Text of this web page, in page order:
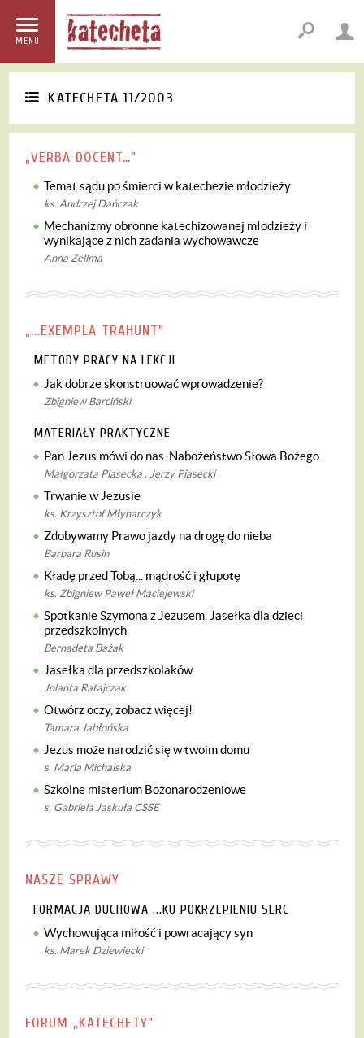
MENU
KATECHETA 11/2003
„VERBA DOCENT…”
Temat sądu po śmierci w katechezie młodzieży
ks. Andrzej Dańczak
Mechanizmy obronne katechizowanej młodzieży i
wynikające z nich zadania wychowawcze
Anna Zellma
„...EXEMPLA TRAHUNT”
METODY PRACY NA LEKCJI
Jak dobrze skonstruować wprowadzenie?
Zbigniew Barciński
MATERIAŁY PRAKTYCZNE
Pan Jezus mówi do nas. Nabożeństwo Słowa Bożego
Małgorzata Piasecka , Jerzy Piasecki
Trwanie w Jezusie
ks. Krzysztof Młynarczyk
Zdobywamy Prawo jazdy na drogę do nieba
Barbara Rusin
Kładę przed Tobą... mądrość i głupotę
ks. Zbigniew Paweł Maciejewski
Spotkanie Szymona z Jezusem. Jasełka dla dzieci
przedszkolnych
Bernadeta Bażak
Jasełka dla przedszkolaków
Jolanta Ratajczak
Otwórz oczy, zobacz więcej!
Tamara Jabłońska
Jezus może narodzić się w twoim domu
s. Maria Michalska
Szkolne misterium Bożonarodzeniowe
s. Gabriela Jaskuła CSSE
NASZE SPRAWY
FORMACJA DUCHOWA ...KU POKRZEPIENIU SERC
Wychowująca miłość i powracający syn
ks. Marek Dziewiecki
FORUM „KATECHETY"